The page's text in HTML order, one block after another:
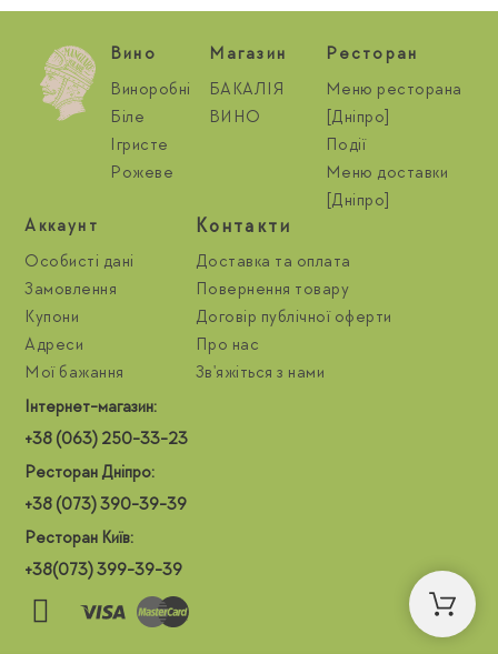
Вино
Виноробні
Біле
Ігристе
Рожеве
Магазин
БАКАЛІЯ
ВИНО
Ресторан
Меню ресторана
[Дніпро]
Події
Меню доставки
[Дніпро]
Aккаунт
Особисті дані
Замовлення
Купони
Адреси
Мої бажання
Контакти
Доставка та оплата
Повернення товару
Договір публічної оферти
Про нас
Зв'яжіться з нами
Інтернет-магазин:
+38 (063) 250-33-23
Ресторан Дніпро:
+38 (073) 390-39-39
Ресторан Київ:
+38(073) 399-39-39